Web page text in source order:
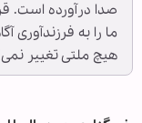
صدا درآورده است.
ما را به فرزندآوری
هیچ ملتی تغییر